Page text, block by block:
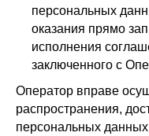
персональных
оказания прямо
исполнения
заключенного с
Оператор вправе
распространения,
персональных